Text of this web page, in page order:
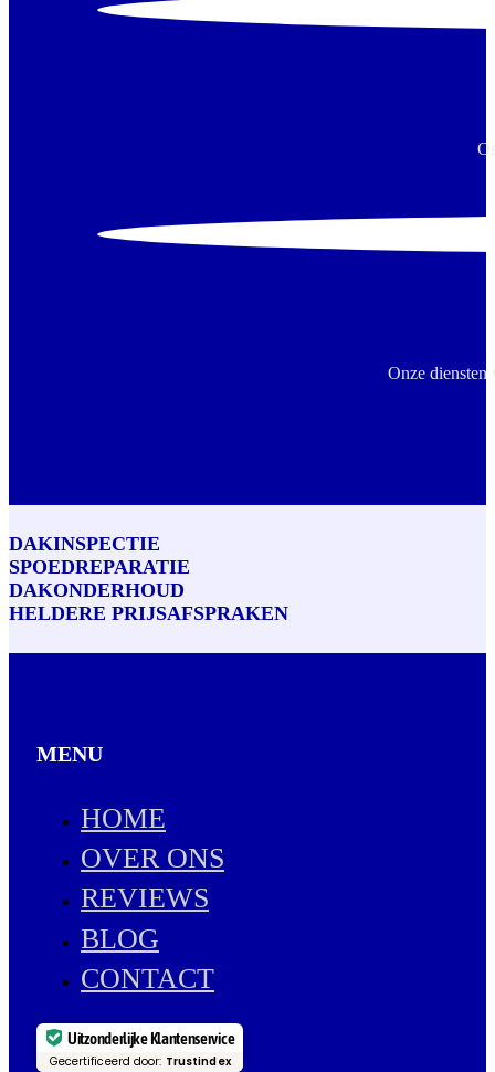
Onze diensten
DAKINSPECTIE
SPOEDREPARATIE
DAKONDERHOUD
HELDERE PRIJSAFSPRAKEN
MENU
HOME
OVER ONS
REVIEWS
BLOG
CONTACT
Uitzonderlijke Klantenservice
Gecertificeerd door: Trustindex